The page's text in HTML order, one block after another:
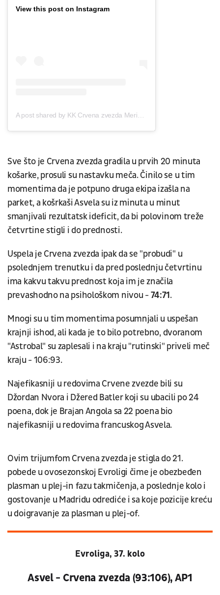
View this post on Instagram
Sve što je Crvena zvezda gradila u prvih 20 minuta
košarke, prosuli su nastavku meča. Činilo se u tim
momentima da je potpuno druga ekipa izašla na
parket, a košrkaši Asvela su iz minuta u minut
smanjivali rezultatsk ideficit, da bi polovinom treže
četvrtine stigli i do prednosti.
Uspela je Crvena zvezda ipak da se "probudi" u
psolednjem trenutku i da pred poslednju četvrtinu
ima kakvu takvu prednost koja im je značila
prevashodno na psihološkom nivou -74:71.
Mnogi su u tim momentima posumnjali u uspešan
krajnji ishod, ali kada je to bilo potrebno, dvoranom
"Astrobal" su zaplesali i na kraju "rutinski" priveli meč
kraju - 106:93.
Najefikasniji u redovima Crvene zvezde bili su
Džordan Nvora i Džered Batler koji su ubacili po 24
poena, dok je Brajan Angola sa 22 poena bio
najefikasniji u redovima francuskog Asvela.
Ovim trijumfom Crvena zvezda je stigla do 21.
pobede u ovosezonskoj Evroligi čime je obezbeđen
plasman u plej-in fazu takmičenja, a poslednje kolo i
gostovanje u Madridu odrediće i sa koje pozicije kreću
u doigravanje za plasman u plej-of.
Evroliga, 37. kolo
Asvel - Crvena zvezda (93:106), AP1